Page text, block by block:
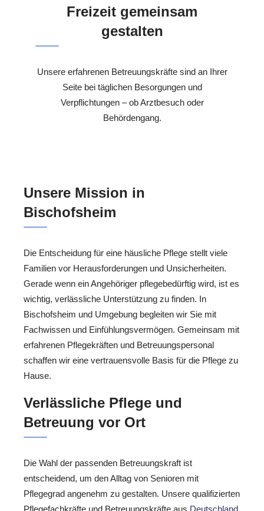
Freizeit gemeinsam
gestalten
Unsere erfahrenen Betreuungskräfte sind an Ihrer
Seite bei täglichen Besorgungen und
Verpflichtungen – ob Arztbesuch oder
Behördengang.
Unsere Mission in
Bischofsheim
Die Entscheidung für eine häusliche Pflege stellt viele
Familien vor Herausforderungen und Unsicherheiten.
Gerade wenn ein Angehöriger pflegebedürftig wird, ist es
wichtig, verlässliche Unterstützung zu finden. In
Bischofsheim und Umgebung begleiten wir Sie mit
Fachwissen und Einfühlungsvermögen. Gemeinsam mit
erfahrenen Pflegekräften und Betreuungspersonal
schaffen wir eine vertrauensvolle Basis für die Pflege zu
Hause.
Verlässliche Pflege und
Betreuung vor Ort
Die Wahl der passenden Betreuungskraft ist
entscheidend, um den Alltag von Senioren mit
Pflegegrad angenehm zu gestalten. Unsere qualifizierten